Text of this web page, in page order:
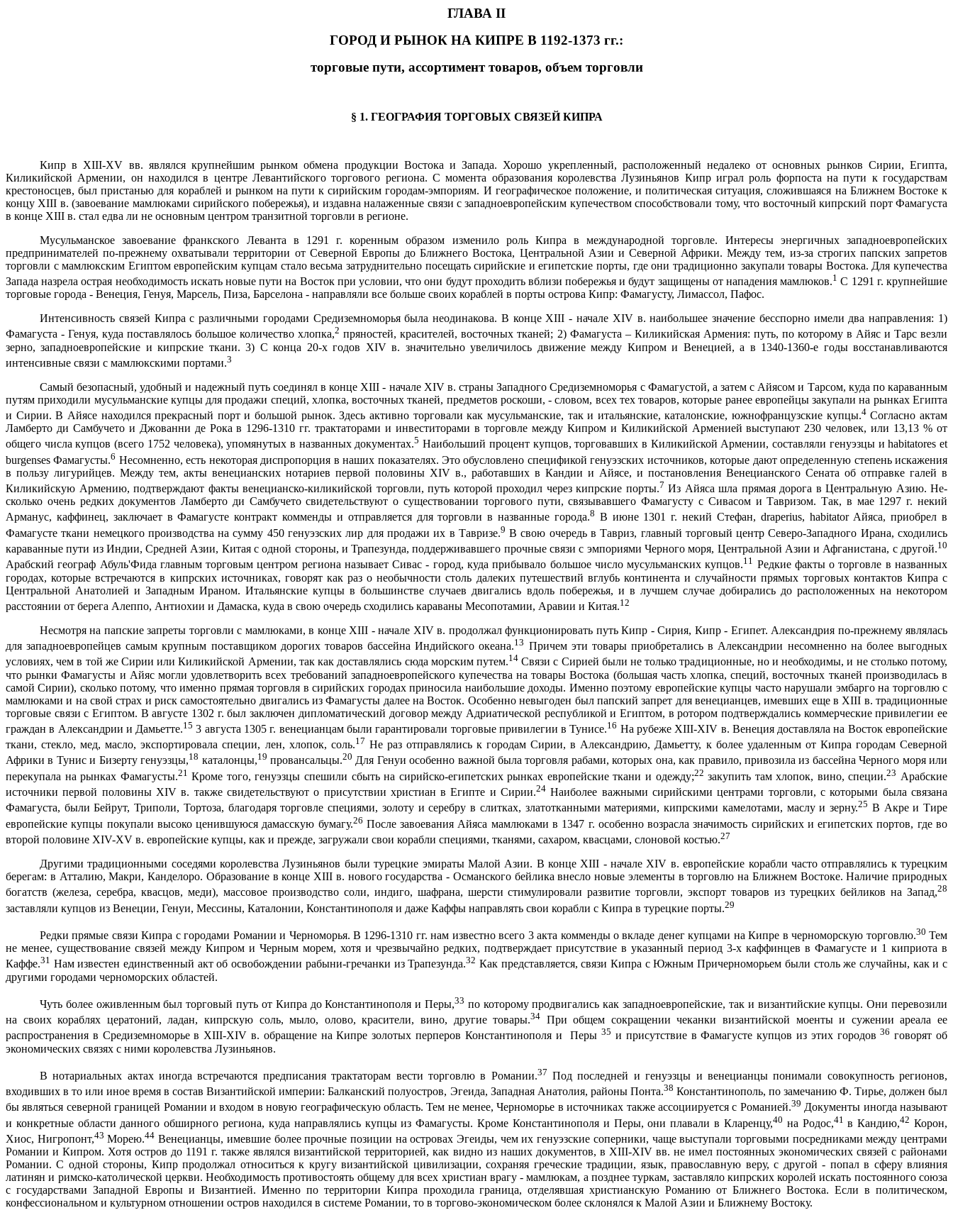
ГЛАВА II
ГОРОД И РЫНОК НА КИПРЕ В 1192-1373 гг.:
торговые пути, ассортимент товаров, объем торговли
§ 1. ГЕОГРАФИЯ ТОРГОВЫХ СВЯЗЕЙ КИПРА
Кипр в ХIII-ХV вв. являлся крупнейшим рынком обмена продукции Востока и Запада. Хорошо укрепленный, расположенный недалеко от основных рынков Сирии, Египта,
Киликийской Армении, он находился в центре Левантийского торгового региона. С момента образования королевства Лузиньянов Кипр играл роль форпоста на пути к государствам
крестоносцев, был пристанью для кораблей и рынком на пути к сирийским городам-эмпориям. И географическое положение, и политическая ситуация, сложившаяся на Ближнем Востоке к
концу XIII в. (завоевание мамлюками сирийского побережья), и издавна налаженные связи с западноевропейским купечеством способствовали тому, что восточный кипрский порт Фамагуста
в конце XIII в. стал едва ли не основным центром транзитной торговли в регионе.
Мусульманское завоевание франкского Леванта в 1291 г. коренным образом изменило роль Кипра в международной торговле. Интересы энергичных западноевропейских
предпринимателей по-прежнему охватывали территории от Северной Европы до Ближнего Востока, Центральной Азии и Северной Африки. Между тем, из-за строгих папских запретов
торговли с мамлюкским Египтом европейским купцам стало весьма затруднительно посещать сирийские и египетские порты, где они традиционно закупали товары Востока. Для купечества
Запада назрела острая необходимость искать новые пути на Восток при условии, что они будут проходить вблизи побережья и будут защищены от нападения мамлюков.1 С 1291 г. крупнейшие
торговые города - Венеция, Генуя, Марсель, Пиза, Барселона - направляли все больше своих кораблей в порты острова Кипр: Фамагусту, Лимассол, Пафос.
Интенсивность связей Кипра с различными городами Средиземноморья была неодинакова. В конце XIII - начале XIV в. наибольшее значение бесспорно имели два направления: 1)
Фамагуста - Генуя, куда поставлялось большое количество хлопка,2 пряностей, красителей, восточных тканей; 2) Фамагуста – Киликийская Армения: путь, по которому в Айяс и Тарс везли
зерно, западноевропейские и кипрские ткани. 3) С конца 20-х годов XIV в. значительно увеличилось движение между Кипром и Венецией, а в 1340-1360-е годы восстанавливаются
интенсивные связи с мамлюкскими портами.3
Самый безопасный, удобный и надежный путь соединял в конце XIII - начале XIV в. страны Западного Средиземноморья с Фамагу­стой, а затем с Айясом и Тарсом, куда по караванным
путям приходили мусульманские купцы для продажи специй, хлопка, восточных тка­ней, предметов роскоши, - словом, всех тех товаров, которые ранее европейцы закупали на рынках Египта
и Сирии. В Айясе находился прекрасный порт и большой рынок. Здесь активно торговали как му­сульманские, так и итальянские, каталонские, южнофранцузские купцы.4Согласно актам
Ламберто ди Самбучето и Джованни де Рока в 1296-1310 гг. трактаторами и инвеститорами в торговле между Кипром и Киликийской Арменией выступают 230 человек, или 13,13 % от
общего числа купцов (всего 1752 человека), упомянутых в назван­ных документах.5 Наибольший процент купцов, торговавших в Кили­кийской Армении, составляли генуэзцы иhabitatores et
burgenses Фама­густы.6 Несомненно, есть некоторая диспропорция в наших показате­лях. Это обусловлено спецификой генуэзских источников, которые дают определенную степень искажения
в пользу лигурийцев. Между тем, акты венецианских нотариев первой половины XIV в., работав­ших в Кандии и Айясе, и постановления Венецианского Сената об отправке галей в
Киликийскую Армению, подтверждают факты венецианско-киликийской торговли, путь которой проходил через кипр­ские порты.7 Из Айяса шла прямая дорога в Центральную Азию. Не­
сколько очень редких документов Ламберто ди Самбучето свидетель­ствуют о существовании торгового пути, связывавшего Фамагусту с Сивасом и Тавризом. Так, в мае 1297 г. некий
Арманус, каффинец, заключает в Фамагусте контракт комменды и отправляется для торг­овли в названные города.8 В июне 1301 г. некий Стефан, draperius, habitator Айяса, приобрел в
Фамагусте ткани немецкого производства на сумму 450 генуэзских лир для продажи их в Тавризе.9 В свою очередь в Тавриз, главный торговый центр Северо-Западного Ирана, сходились
караванные пути из Индии, Средней Азии, Китая с одной стороны, и Трапезунда, поддерживавшего прочные связи с эмпориями Черного моря, Центральной Азии и Афганистана, с другой.10
Арабский географ Абуль'Фида главным торговым центром региона называет Сивас - город, куда прибывало большое число мусульманских купцов.11 Редкие факты о торговле в названных
городах, которые встречаются в кипрских источниках, говорят как раз о необычности столь далеких путешествий вглубь континента и случайности прямых торговых контактов Кипра с
Центральной Анатолией и Западным Ираном. Итальянские купцы в большинстве случаев двигались вдоль побережья, и в лучшем случае добирались до расположенных на некотором
расстоянии от берега Алеппо, Антиохии и Дамаска, куда в свою очередь сходились караваны Месопотамии, Аравии и Китая.12
Несмотря на папские запреты торговли с мамлюками, в конце XIII - начале XIV в. продолжал функционировать путь Кипр - Сирия, Кипр - Египет. Александрия по-прежнему являлась
для западноевропейцев самым крупным поставщиком дорогих товаров бассейна Индийского океана.13 Причем эти товары приобретались в Александрии несомненно на более выгодных
условиях, чем в той же Сирии или Киликийской Армении, так как доставлялись сюда морским путем.14 Связи с Сирией были не только традиционные, но и необходимы, и не столько потому,
что рынки Фамагусты и Айяс могли удовлетворить всех требований западноевропейского купечества на товары Востока (большая часть хлопка, специй, восточных тканей производилась в
самой Сирии), сколько потому, что именно прямая торговля в сирийских городах приносила наибольшие доходы. Именно поэтому европейские купцы часто нарушали эмбарго на торговлю с
мамлюками и на свой страх и риск самостоятельно двигались из Фамагусты далее на Восток. Особенно невыгоден был папский запрет для венецианцев, имевших еще в XIII в. традиционные
торговые связи с Египтом. В августе 1302 г. был заключен дипломатический договор между Адриатической республикой и Египтом, в ротором подтверждались коммерческие привилегии ее
граждан в Алек­сандрии и Дамьетте.15 3 августа 1305 г. венецианцам были гарантирова­ли торговые привилегии в Тунисе.16 На рубеже ХIII-ХIV в. Венеция доставляла на Восток европейские
ткани, стекло, мед, масло, экспор­тировала специи, лен, хлопок, соль.17 Не раз отправлялись к городам Сирии, в Александрию, Дамьетту, к более удаленным от Кипра горо­дам Северной
Африки в Тунис и Бизерту генуэзцы,18 каталонцы,19 провансальцы.20 Для Генуи особенно важной была торговля рабами, которых она, как правило, привозила из бассейна Черного моря или
перекупала на рынках Фамагусты.21 Кроме того, генуэзцы спешили сбыть на сирийско-египетских рынках европейские ткани и одежду;22 закупить там хлопок, вино, специи.23 Арабские
источники первой половины XIV в. также свидетельствуют о присутствии христиан в Египте и Сирии.24 Наиболее важными сирийскими центрами торг­овли, с которыми была связана
Фамагуста, были Бейрут, Триполи, Тортоза, благодаря торговле специями, золоту и серебру в слитках, златотканными материями, кипрскими камелотами, маслу и зер­ну.25 В Акре и Тире
европейские купцы покупали высоко ценившу­юся дамасскую бумагу.26 После завоевания Айяса мамлюками в 1347 г. особенно возрасла значимость сирийских и египетских пор­тов, где во
второй половине XIV-ХV в. европейские купцы, как и прежде, загружали свои корабли специями, тканями, сахаром, квасцами, слоновой костью.27
Другими традиционными соседями королевства Лузиньянов были турецкие эмираты Малой Азии. В конце XIII - начале XIV в. европейские корабли часто отправлялись к турецким
берегам: в Атталию, Макри, Канделоро. Образование в конце XIII в. нового государства - Османского бейлика внесло новые элементы в торговлю на Ближнем Востоке. Наличие природных
богатств (железа, серебра, квасцов, меди), массовое производство соли, индиго, шафрана, шерсти стимулировали развитие торговли, экспорт товаров из турецких бейликов на Запад,28
заставляли купцов из Венеции, Генуи, Мессины, Каталонии, Константинополя и даже Каффы направлять свои корабли с Кипра в турецкие порты.29
Редки прямые связи Кипра с городами Романии и Черноморья. В 1296-1310 гг. нам известно всего 3 акта комменды о вкладе денег купцами на Кипре в черноморскую торговлю.30 Тем
не менее, существование связей между Кипром и Черным морем, хотя и чрезвычайно редких, подтверждает присутствие в указанный период 3-х каффинцев в Фамагусте и 1 киприота в
Каффе.31 Нам известен единственный акт об освобождении рабыни-гречанки из Трапезунда.32 Как представляется, связи Кипра с Южным Причерноморьем были столь же случайны, как и с
другими городами черноморских областей.
Чуть более оживленным был торговый путь от Кипра до Константинополя и Перы,33 по которому продвигались как западноевропейские, так и византийские купцы. Они перевозили
на своих кораблях цератоний, ладан, кипрскую соль, мыло, олово, красители, вино, другие товары.34 При общем сокращении чеканки византийской моенты и сужении ареала ее
распространения в Средиземноморье вXIII-XIV в. обращение на Кипре золотых перперов Константинополя и Перы35 и присутствие в Фамагусте купцов из этих городов36 говорят об
экономических связях с ними королевства Лузиньянов.
В нотариальных актах иногда встречаются предписания трактаторам вести торговлю в Романии.37 Под последней и генуэзцы и вене­цианцы понимали совокупность регионов,
входивших в то или иное время в состав Византийской империи: Балканский полуостров, Эгеида, Западная Анатолия, районы Понта.38 Константинополь, по замеча­нию Ф. Тирье, должен был
бы являться северной границей Романии и входом в новую географическую область. Тем не менее, Черноморье в источниках также ассоциируется с Романией.39 Документы иногда на­зывают
и конкретные области данного обширного региона, куда на­правлялись купцы из Фамагусты. Кроме Константинополя и Перы, они плавали в Кларенцу,40 на Родос,41 в Кандию,42 Корон,
Хиос, Нигропонт,43 Морею.44 Венецианцы, имевшие более прочные пози­ции на островах Эгеиды, чем их генуэзские соперники, чаще выступа­ли торговыми посредниками между центрами
Романии и Кипром. Хотя остров до 1191 г. также являлся византийской территорией, как видно из наших документов, в ХIII-ХIVвв. не имел постоянных экономических связей с районами
Романии. С одной стороны, Кипр продолжал отно­ситься к кругу византийской цивилизации, сохраняя греческие тради­ции, язык, православную веру, с другой - попал в сферу влияния
латинян и римско-католической церкви. Необходимость противосто­ять общему для всех христиан врагу - мамлюкам, а позднее туркам, заставляло кипрских королей искать постоянного союза
с государства­ми Западной Европы и Византией. Именно по территории Кипра про­ходила граница, отделявшая христианскую Романию от Ближнего Востока. Если в политическом,
конфессиональном и культурном отно­шении остров находился в системе Романии, то в торгово-экономиче­ском более склонялся к Малой Азии и Ближнему Востоку.